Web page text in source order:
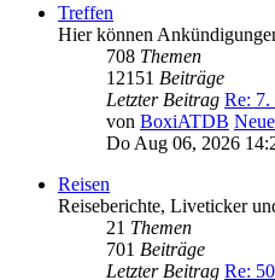
Treffen
Hier können
708 Themen
12151 Beiträge
Letzter Beitrag Re:
von BoxiATDB
Do Aug 06, 2026
Reisen
Reiseberichte, Liveticker
21 Themen
701 Beiträge
Letzter Beitrag Re: